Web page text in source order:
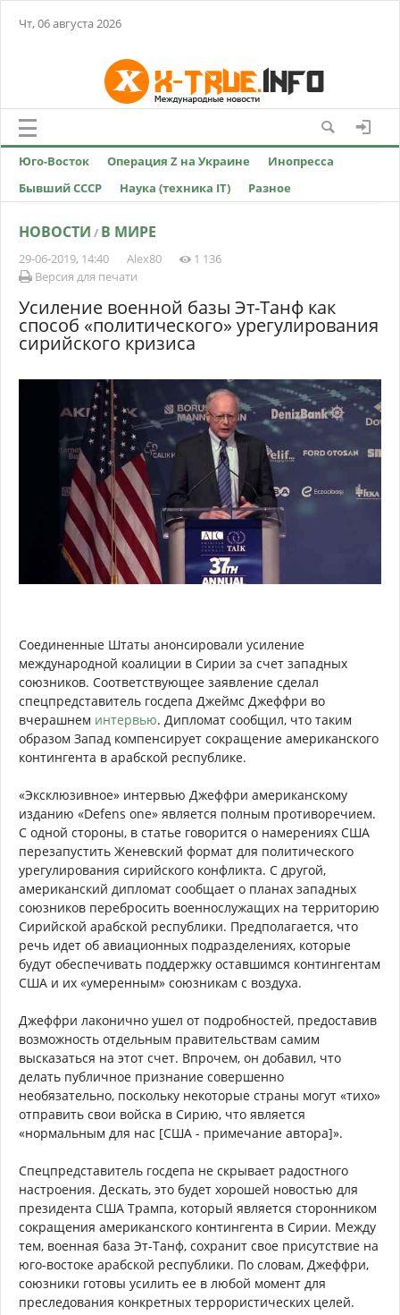
Чт, 06 августа 2026
Юго-Восток Операция Z на Украине
Инопресса
Бывший СССР
Наука (техника IT) Разное
НОВОСТИ / В МИРЕ
29-06-2019, 14:40 Alex80
1 136
Версия для печати
Усиление военной базы Эт-Танф как
способ «политического» урегулирования
сирийского кризиса
Соединенные Штаты анонсировали усиление
международной коалиции в Сирии за счет западных
союзников. Соответствующее заявление сделал
спецпредставитель госдепа Джеймс Джеффри во
вчерашнем интервью. Дипломат сообщил, что таким
образом Запад компенсирует сокращение американского
контингента в арабской республике.
«Эксклюзивное» интервью Джеффри американскому
изданию «Defens one» является полным противоречием.
С одной стороны, в статье говорится о намерениях США
перезапустить Женевский формат для политического
урегулирования сирийского конфликта. С другой,
американский дипломат сообщает о планах западных
союзников перебросить военнослужащих на территорию
Сирийской арабской республики. Предполагается, что
речь идет об авиационных подразделениях, которые
будут обеспечивать поддержку оставшимся контингентам
США и их «умеренным» союзникам с воздуха.
Джеффри лаконично ушел от подробностей, предоставив
возможность отдельным правительствам самим
высказаться на этот счет. Впрочем, он добавил, что
делать публичное признание совершенно
необязательно, поскольку некоторые страны могут «тихо»
отправить свои войска в Сирию, что является
«нормальным для нас [США - примечание автора]».
Спецпредставитель госдепа не скрывает радостного
настроения. Дескать, это будет хорошей новостью для
президента США Трампа, который является сторонником
сокращения американского контингента в Сирии. Между
тем, военная база Эт-Танф, сохранит свое присутствие на
юго-востоке арабской республики. По словам, Джеффри,
союзники готовы усилить ее в любой момент для
преследования конкретных террористических целей.